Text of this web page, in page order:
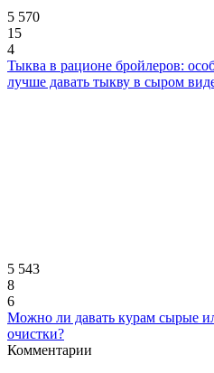
5 570
15
4
Тыква в рационе бройлеров:
лучше давать тыкву в сыром
5 543
8
6
Можно ли давать курам сырые
очистки?
Комментарии